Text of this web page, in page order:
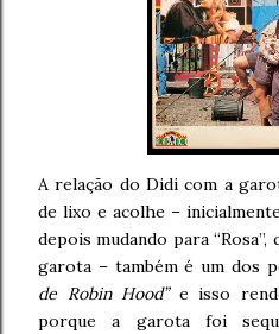
A relação do Didi com a
de lixo e acolhe –
depois mudando para
garota – também é um dos
de Robin Hood”e isso
porque a garota foi